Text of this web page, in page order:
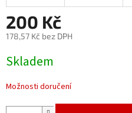
200 Kč
178,57 Kč bez DPH
cena:
Skladem
Možnosti doručení